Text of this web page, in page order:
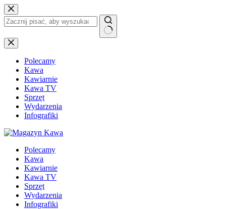
Przejdź
do
treści
Brak
wyników
Polecamy
Kawa
Kawiarnie
Kawa TV
Sprzęt
Wydarzenia
Infografiki
Polecamy
Kawa
Kawiarnie
Kawa TV
Sprzęt
Wydarzenia
Infografiki